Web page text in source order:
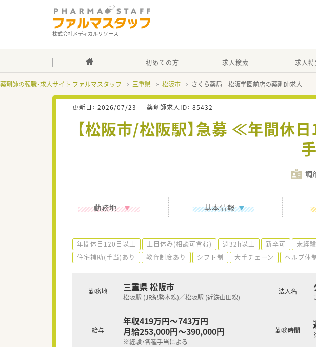
株式会社メディカルリソース
初めての方 求人検索 求人
薬剤師の転職・求人サイト ファルマスタッフ 三重県 松阪市 さくら薬局 松阪学園前店の薬剤師求人
更新日： 2026/07/23 薬剤師求人ID： 85432
【松阪市/松阪駅】急募 ≪年間休
調
勤務地 基本情報
年間休日120日以上 土日休み(相談可含む) 週32h以上 新卒可 未経
住宅補助(手当)あり
教育制度あり シフト制 大手チェーン ヘルプ体
勤務地 三重県 松阪市
松阪駅 (JR紀勢本線)／松阪駅 (近鉄山田線)
給与
年収419万円～743万円
月給253,000円～390,000円
※経験・各種手当による
法人名
勤務時間